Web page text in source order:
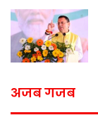
अजब गजब